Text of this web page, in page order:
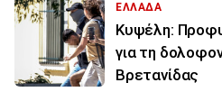
ΕΛΛΑΔΑ
Κυψέλη:
για τη
Βρετανίδας